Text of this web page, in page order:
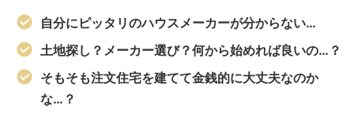
自分にピッタリのハウスメーカーが分からない…
土地探し？メーカー選び？何から始めれば良いの…？
そもそも注文住宅を建てて金銭的に大丈夫なのか
な…？